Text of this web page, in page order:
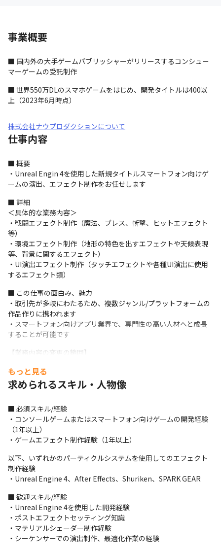
事業概要
■ 国内外の大手ゲームパブリッシャーがリリースするコンシュー
マーゲームの受託制作
■ 世界550万DLのスマホゲームをはじめ、開発タイトルは400以
上（2023年6月時点）
株式会社ナウプロダクションについて
仕事内容
■ 概要
・Unreal Engin 4を使用した新規タイトルスマートフォン向けゲ
ームの演出、エフェクト制作をお任せします
■ 詳細
＜具体的な業務内容＞
・戦闘エフェクト制作（魔法、ブレス、斬撃、ヒットエフェクト
等）
・環境エフェクト制作（地形の特色を出すエフェクトや天候表現
等、背景に関するエフェクト）
・UI演出エフェクト制作（タッチエフェクトや各種UI演出に使用
するエフェクト類）
■ この仕事の面白み、魅力
・取引先が多岐にわたるため、複数ジャンル/プラットフォームの
作品作りに携われます
・スマートフォン向けアプリ業界で、専門性の高い人材へと成長
することが可能です
【業務内容の変更の範囲】
もっと見る
求められるスキル・人物像
■ 必須スキル/経験
・コンソールゲームまたはスマートフォン向けゲームの開発経験
（1年以上）
・ゲームエフェクト制作経験（1年以上）
以下、いずれかのパーティクルシステムを使用してのエフェクト
制作経験
・Unreal Engine 4、After Effects、Shuriken、SPARK GEAR
■ 歓迎スキル/経験
・Unreal Engine 4を使用した開発経験
・ポストエフェクトセッティング知識
・マテリアルシェーダー制作経験
・シーケンサーでの演出制作、最適化作業の経験